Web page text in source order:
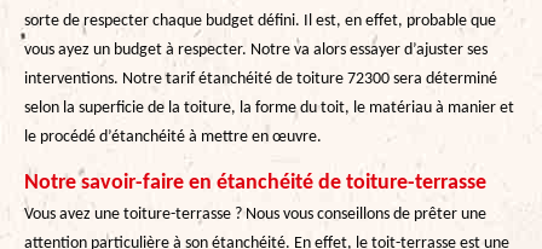
sorte de respecter chaque budget défini. Il est, en effet, probable que
vous ayez un budget à respecter. Notre va alors essayer d’ajuster ses
interventions. Notre tarif étanchéité de toiture 72300 sera déterminé
selon la superficie de la toiture, la forme du toit, le matériau à manier et
le procédé d’étanchéité à mettre en œuvre.
Notre savoir-faire en étanchéité de toiture-terrasse
Vous avez une toiture-terrasse ? Nous vous conseillons de prêter une
attention particulière à son étanchéité. En effet, le toit-terrasse est une